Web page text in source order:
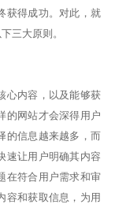
获得成功。对此，就
三大原则。
心内容，以及能够获
的网站才会深得用户
的信息越来越多，而
速让用户明确其内容
在符合用户需求和审
容和获取信息，为用